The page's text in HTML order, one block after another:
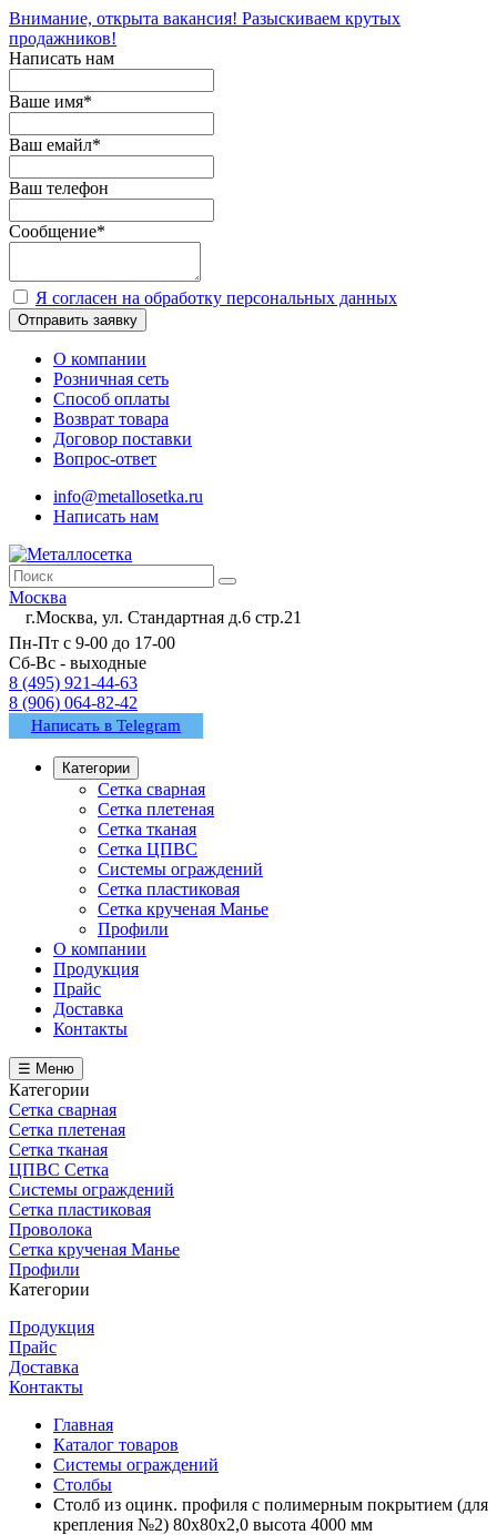
Внимание, открыта вакансия! Разыскиваем крутых
продажников!
Написать нам
Ваше имя*
Ваш емайл*
Ваш телефон
Сообщение*
Я согласен на обработку персональных данных
Отправить заявку
О компании
Розничная сеть
Способ оплаты
Возврат товара
Договор поставки
Вопрос-ответ
info@metallosetka.ru
Написать нам
Москва
г.Москва, ул. Стандартная д.6 стр.21
Пн-Пт с 9-00 до 17-00
Сб-Вс - выходные
8 (495) 921-44-63
8 (906) 064-82-42
Написать в Telegram
Категории
Сетка сварная
Сетка плетеная
Сетка тканая
Сетка ЦПВС
Системы ограждений
Сетка пластиковая
Сетка крученая Манье
Профили
О компании
Продукция
Прайс
Доставка
Контакты
☰ Меню
Категории
Сетка сварная
Сетка плетеная
Сетка тканая
ЦПВС Сетка
Системы ограждений
Сетка пластиковая
Проволока
Сетка крученая Манье
Профили
Категории
Продукция
Прайс
Доставка
Контакты
Главная
Каталог товаров
Системы ограждений
Столбы
Столб из оцинк. профиля с полимерным покрытием (для
крепления №2) 80х80х2,0 высота 4000 мм